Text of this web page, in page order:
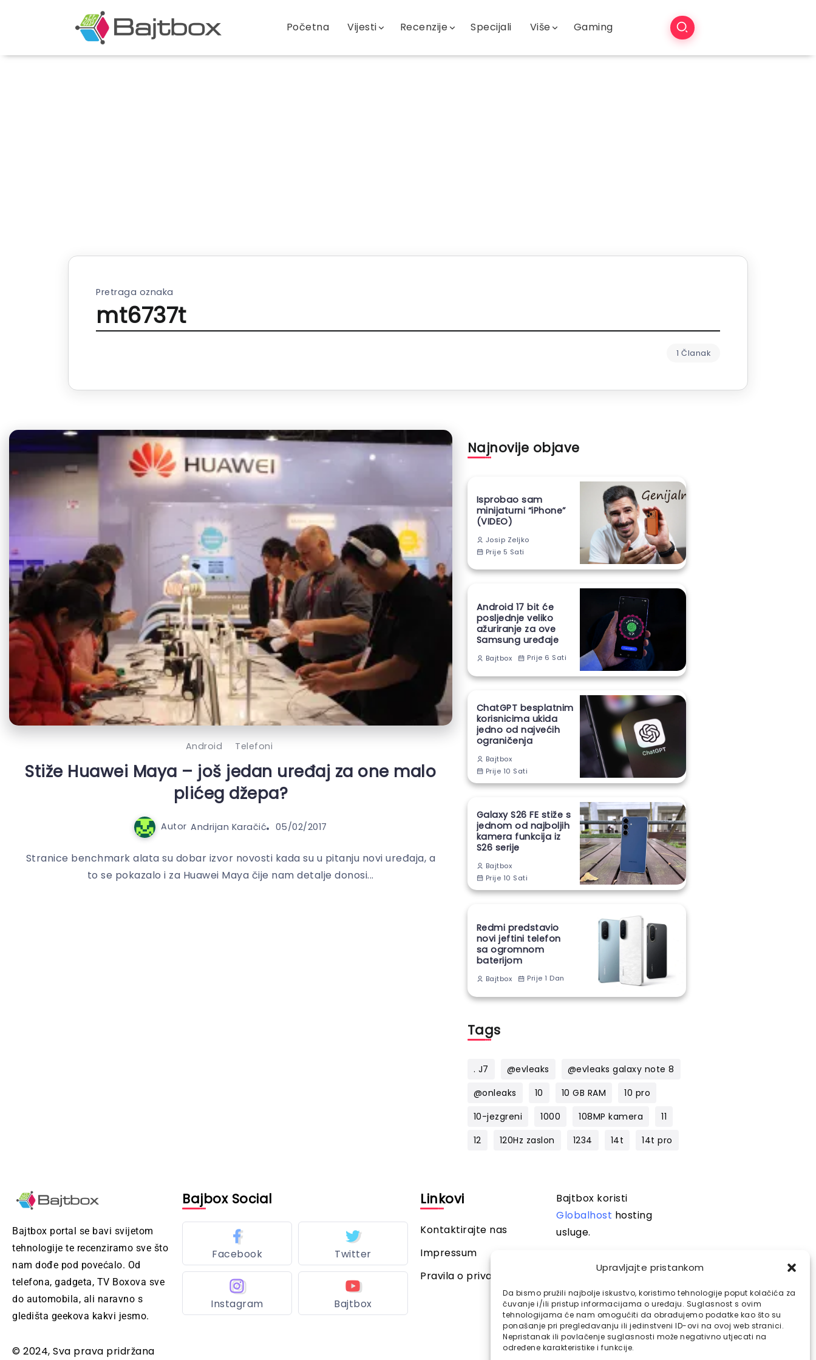
Upravljajte pristankom
Da bismo pružili najbolje iskustvo, koristimo tehnologije poput kolačića za
čuvanje i/ili pristup informacijama o uređaju. Suglasnost s ovim
tehnologijama će nam omogućiti da obrađujemo podatke kao što su
ponašanje pri pregledavanju ili jedinstveni ID-ovi na ovoj web stranici.
Nepristanak ili povlačenje suglasnosti može negativno utjecati na
određene karakteristike i funkcije.
Početna Vijesti Recenzije Specijali Više Gaming
Pretraga oznaka
mt6737t
1 Članak
Android Telefoni
Stiže Huawei Maya – još jedan uređaj za one malo
plićeg džepa?
Autor Andrijan Karačić 05/02/2017
Stranice benchmark alata su dobar izvor novosti kada su u pitanju novi uređaja, a
to se pokazalo i za Huawei Maya čije nam detalje donosi...
Najnovije objave
Isprobao sam
minijaturni “iPhone”
(VIDEO)
Josip Zeljko
Prije 5 Sati
Android 17 bit će
posljednje veliko
ažuriranje za ove
Samsung uređaje
Bajtbox Prije 6 Sati
ChatGPT besplatnim
korisnicima ukida
jedno od najvećih
ograničenja
Bajtbox
Prije 10 Sati
Galaxy S26 FE stiže s
jednom od najboljih
kamera funkcija iz
S26 serije
Bajtbox
Prije 10 Sati
Redmi predstavio
novi jeftini telefon
sa ogromnom
baterijom
Bajtbox Prije 1 Dan
Tags
. J7 @evleaks
@evleaks galaxy note 8
@onleaks
10 10 GB RAM
10 pro
10-jezgreni
1000 108MP kamera
11
12
120Hz zaslon 1234 14t 14t pro
Bajtbox portal se bavi svijetom
tehnologije te recenziramo sve što
nam dođe pod povećalo. Od
telefona, gadgeta, TV Boxova sve
do automobila, ali naravno s
gledišta geekova kakvi jesmo.
© 2024, Sva prava pridržana
Bajbox Social
Facebook Twitter
Instagram Bajtbox
Linkovi
Kontaktirajte nas
Impressum
Pravila o privatnosti
Bajtbox koristi
Globalhost hosting
usluge.